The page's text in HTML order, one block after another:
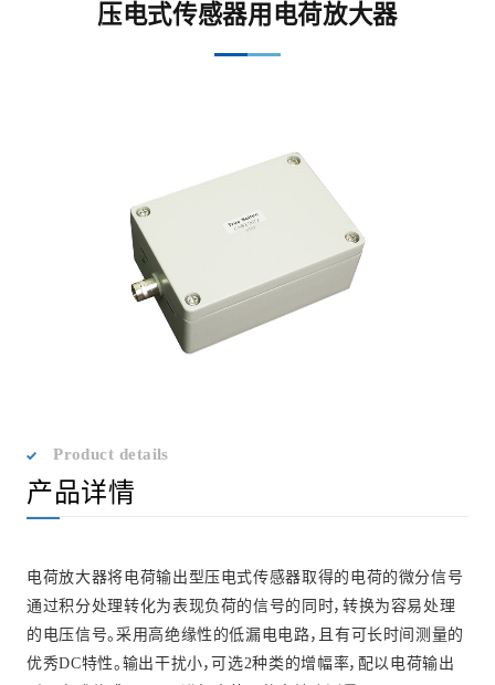
压电式传感器用电荷放大器
Product details
产品详情
电荷放大器将电荷输出型压电式传感器取得的电荷的微分信号
通过积分处理转化为表现负荷的信号的同时，转换为容易处理
的电压信号。采用高绝缘性的低漏电电路，且有可长时间测量的
优秀DC特性。输出干扰小，可选2种类的增幅率，配以电荷输出